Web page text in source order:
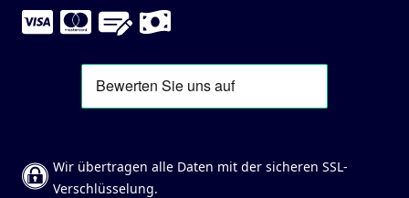
Wir übertragen alle Daten mit der sicheren SSL-
Verschlüsselung.